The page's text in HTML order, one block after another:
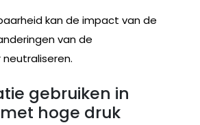
kan de impact van de
van de
gebruiken in
hoge druk